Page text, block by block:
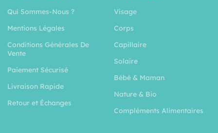
Qui Sommes-Nous ?
Mentions Légales
Conditions Générales De
Vente
Paiement Sécurisé
Livraison Rapide
Retour et Échanges
Visage
Corps
Capillaire
Solaire
Bébé & Maman
Nature & Bio
Compléments Alimentaires